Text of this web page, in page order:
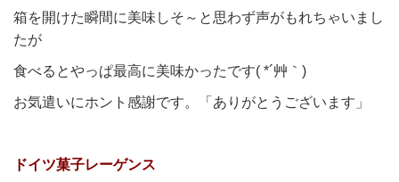
箱を開けた瞬間に美味しそ～と思わず声がもれちゃいまし
たが
食べるとやっぱ最高に美味かったです( *´艸｀)
お気遣いにホント感謝です。「ありがとうございます」
ドイツ菓子レーゲンス